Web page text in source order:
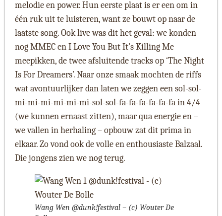
melodie en power. Hun eerste plaat is er een om in
één ruk uit te luisteren, want ze bouwt op naar de
laatste song. Ook live was dit het geval: we konden
nog MMEC en I Love You But It’s Killing Me
meepikken, de twee afsluitende tracks op ‘The Night
Is For Dreamers’. Naar onze smaak mochten de riffs
wat avontuurlijker dan laten we zeggen een sol-sol-
mi-mi-mi-mi-mi-mi-sol-sol-fa-fa-fa-fa-fa-fa in 4/4
(we kunnen ernaast zitten), maar qua energie en –
we vallen in herhaling – opbouw zat dit prima in
elkaar. Zo vond ook de volle en enthousiaste Balzaal.
Die jongens zien we nog terug.
Wang Wen @dunk!festival – (c) Wouter De